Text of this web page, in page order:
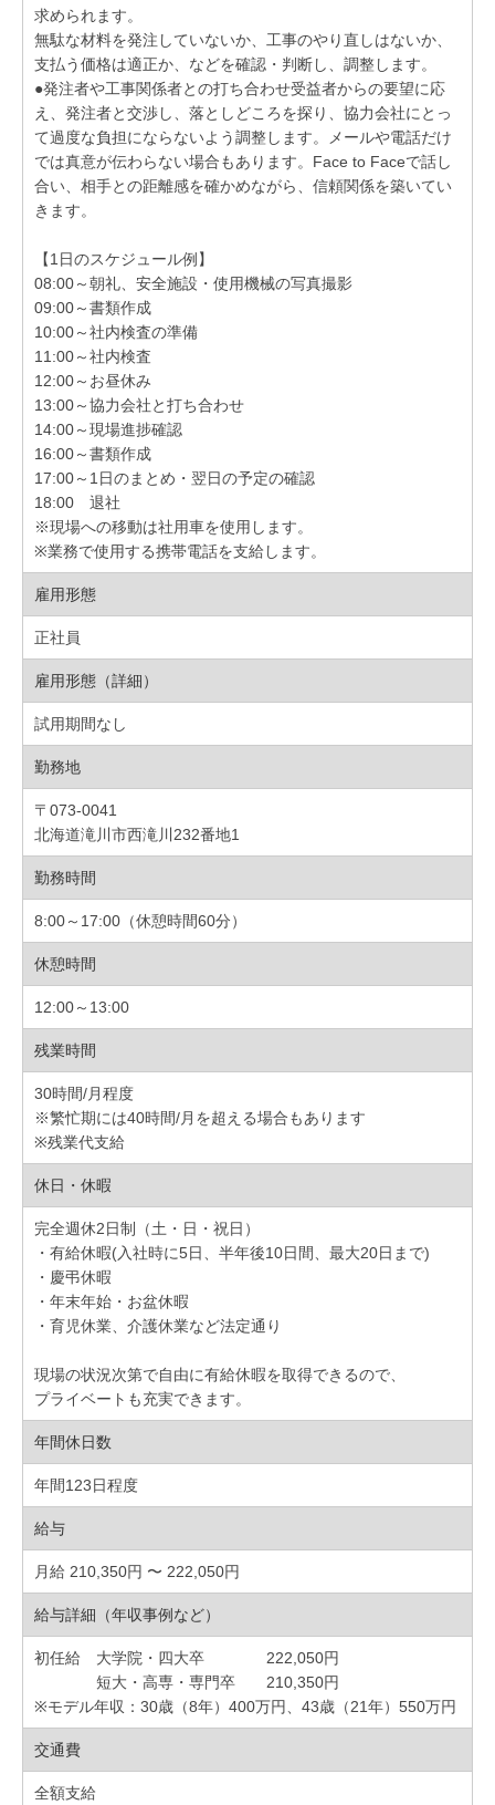
求められます。
無駄な材料を発注していないか、工事のやり直しはないか、
支払う価格は適正か、などを確認・判断し、調整します。
●発注者や工事関係者との打ち合わせ受益者からの要望に応
え、発注者と交渉し、落としどころを探り、協力会社にとっ
て過度な負担にならないよう調整します。メールや電話だけ
では真意が伝わらない場合もあります。Face to Faceで話し
合い、相手との距離感を確かめながら、信頼関係を築いてい
きます。
【1日のスケジュール例】
08:00～朝礼、安全施設・使用機械の写真撮影
09:00～書類作成
10:00～社内検査の準備
11:00～社内検査
12:00～お昼休み
13:00～協力会社と打ち合わせ
14:00～現場進捗確認
16:00～書類作成
17:00～1日のまとめ・翌日の予定の確認
18:00 退社
※現場への移動は社用車を使用します。
※業務で使用する携帯電話を支給します。
雇用形態
正社員
雇用形態（詳細）
試用期間なし
勤務地
〒073-0041
北海道滝川市西滝川232番地1
勤務時間
8:00～17:00（休憩時間60分）
休憩時間
12:00～13:00
残業時間
30時間/月程度
※繁忙期には40時間/月を超える場合もあります
※残業代支給
休日・休暇
完全週休2日制（土・日・祝日）
・有給休暇(入社時に5日、半年後10日間、最大20日まで)
・慶弔休暇
・年末年始・お盆休暇
・育児休業、介護休業など法定通り
現場の状況次第で自由に有給休暇を取得できるので、
プライベートも充実できます。
年間休日数
年間123日程度
給与
月給 210,350円 〜 222,050円
給与詳細（年収事例など）
初任給 大学院・四大卒 222,050円
短大・高専・専門卒 210,350円
※モデル年収：30歳（8年）400万円、43歳（21年）550万円
交通費
全額支給